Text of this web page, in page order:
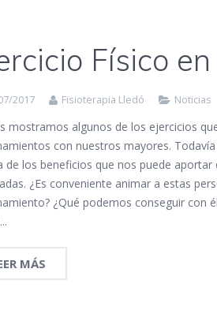
Físico
2017 Fisioterapia Lledó Noticias
mostramos algunos de los ejercicios
con nuestros mayores.
de los beneficios que nos puede
¿Es conveniente animar a estas
¿Qué podemos conseguir con
MÁS